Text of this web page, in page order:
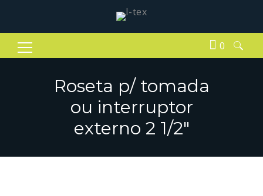
0
Pesquisar
Roseta p/ tomada
ou interruptor
externo 2 1/2″